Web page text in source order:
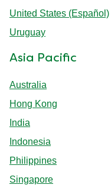
United States (Español)
Uruguay
Asia Pacific
Australia
Hong Kong
India
Indonesia
Philippines
Singapore